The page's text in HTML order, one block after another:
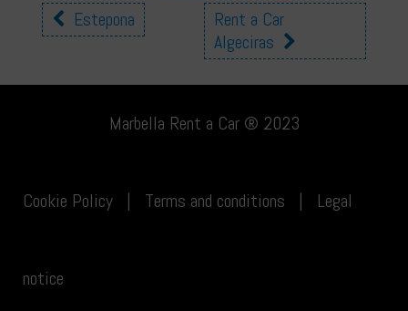
Other Estepona
Rent a Car
Algeciras
Marbella Rent a Car ® 2023
Cookie Policy | Terms and conditions | Legal
notice